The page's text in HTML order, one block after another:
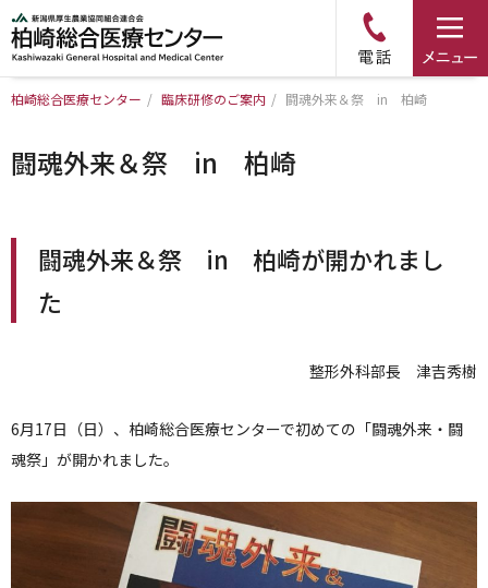
診療科・部門のご案内
アクセス
入院のご案内
人間ドックのご案内
医療関係者の方へ
柏崎総合医療センター / 臨床研修のご案内 / 闘魂外来＆祭 in 柏崎
闘魂外来＆祭 in 柏崎
闘魂外来＆祭 in 柏崎が開かれまし
た
整形外科部長 津吉秀樹
6月17日（日）、柏崎総合医療センターで初めての「闘魂外来・闘
魂祭」が開かれました。